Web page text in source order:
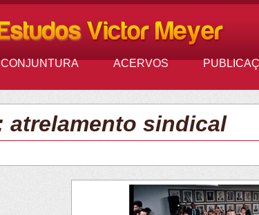
ACERVOS
atrelamento sindical